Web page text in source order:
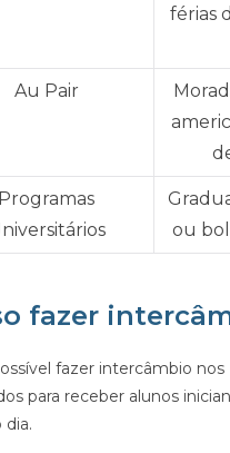
férias
Au Pair
Programas
ou
fazer
fazer intercâmbio
para receber alunos
dia.